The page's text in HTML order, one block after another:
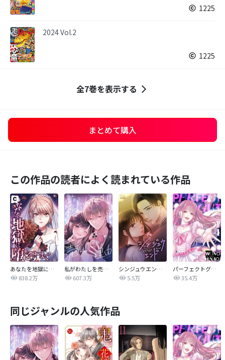
1225
2024 Vol.2
1225
全7巻を表示する
まとめて購入
この作品の読者によく読まれている作品
あなたを地獄に堕とすまで
838.2万
私がわたしを売る理由
607.3万
シンジュウエンド【タテヨミ】
5.5万
パーフェクトグリッター
35.4万
同じジャンルの人気作品